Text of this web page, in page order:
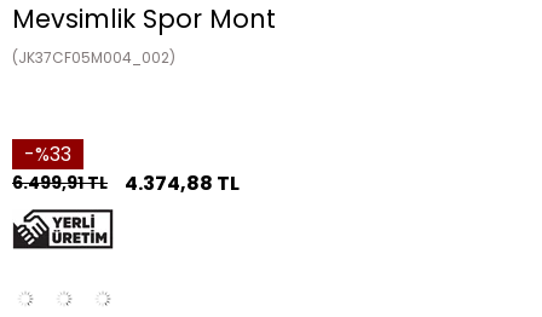
Mevsimlik Spor Mont
(JK37CF05M004_002)
33
6.499,91 TL 4.374,88 TL